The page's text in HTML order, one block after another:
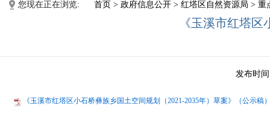
您现在正在浏览: 首页 > 政府信息公开 > 红塔区自然资源局 > 重
《玉溪市红塔
发布时间
《玉溪市红塔区小石桥彝族乡国土空间规划（2021-2035年）草案》（公示稿